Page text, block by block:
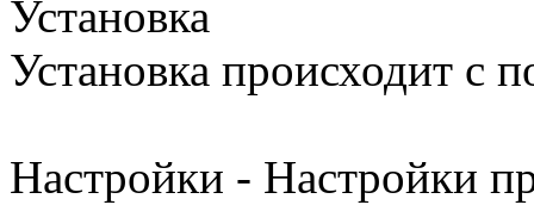
Установка
Установка происходит с
Настройки - Настройки